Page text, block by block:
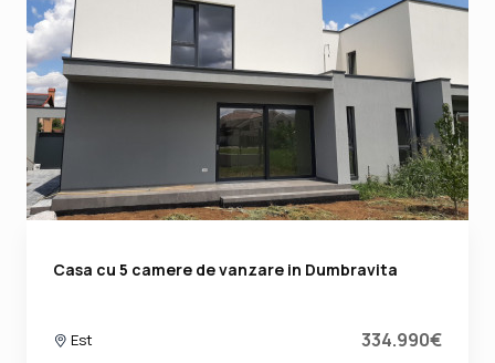
Casa cu 5 camere de vanzare in Dumbravita
Est 334.990€